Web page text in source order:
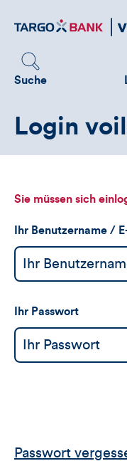
zum
Suche
Login
Sie müssen sich
Ihr Benutzername /
Ihr Passwort
Passwort